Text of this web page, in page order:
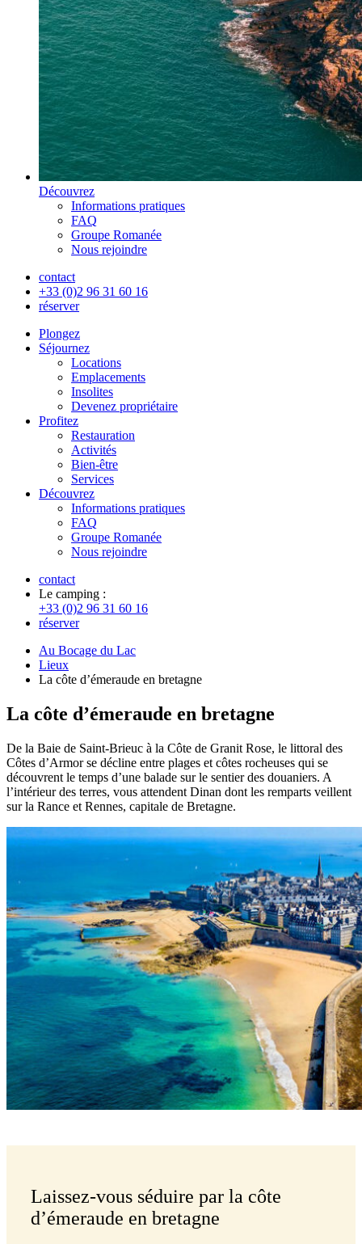
Découvrez
Informations pratiques
FAQ
Groupe Romanée
Nous rejoindre
contact
+33 (0)2 96 31 60 16
réserver
Plongez
Séjournez
Locations
Emplacements
Insolites
Devenez propriétaire
Profitez
Restauration
Activités
Bien-être
Services
Découvrez
Informations pratiques
FAQ
Groupe Romanée
Nous rejoindre
contact
Le camping :
+33 (0)2 96 31 60 16
réserver
Au Bocage du Lac
Lieux
La côte d’émeraude en bretagne
La côte d’émeraude en bretagne
De la Baie de Saint-Brieuc à la Côte de Granit Rose, le littoral des
Côtes d’Armor se décline entre plages et côtes rocheuses qui se
découvrent le temps d’une balade sur le sentier des douaniers. A
l’intérieur des terres, vous attendent Dinan dont les remparts veillent
sur la Rance et Rennes, capitale de Bretagne.
Laissez-vous séduire par la côte
d’émeraude en bretagne